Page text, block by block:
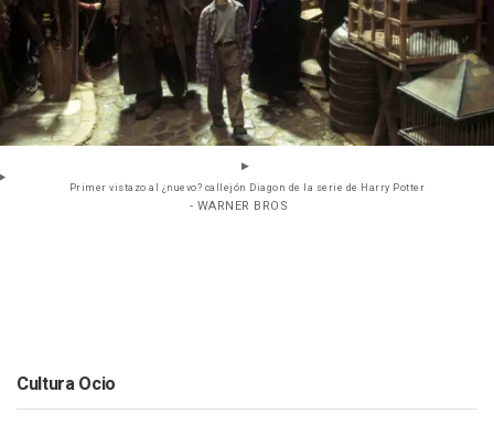
Primer vistazo al ¿nuevo? callejón Diagon de la serie de Harry Potter
- WARNER BROS
Cultura Ocio